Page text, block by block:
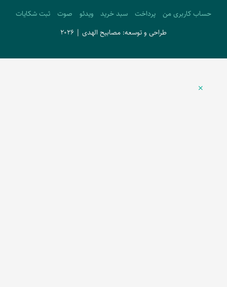
حساب کاربری من پرداخت سبد خرید ویدئو صوت
ثبت شکایات
طراحی و توسعه: مصابیح الهدی | 2026